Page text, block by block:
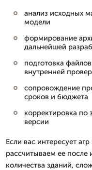
анализ исходных
модели
формирование
дальнейшей
подготовка
внутренней
сопровождение
сроков и бюджета
корректировка по
версии
Если вас интересует
рассчитываем ее после
количества зданий,